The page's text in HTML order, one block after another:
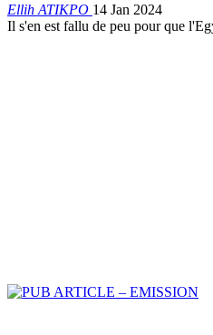
Ellih ATIKPO 14 Jan 2024
Il s'en est fallu de peu pour que